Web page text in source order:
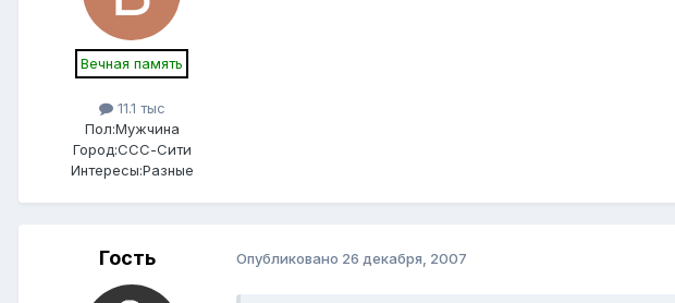
Вечная память
11.1 тыс
Пол:Мужчина
Город:ССС-Сити
Интересы:Разные
Гость Опубликовано 26 декабря, 2007